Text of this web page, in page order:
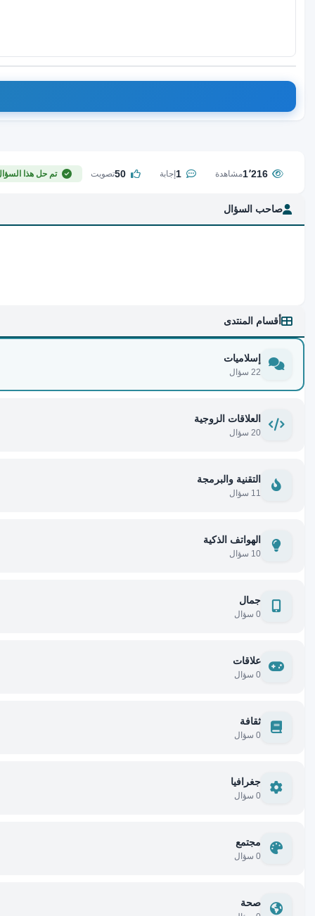
1٬216مشاهدة 1 إجابة 50تصويت تم حل هذا
صاحب السؤال
أقسام المنتدى
إسلاميات
22 سؤال
العلاقات الزوجية
20 سؤال
التقنية والبرمجة
11 سؤال
الهواتف الذكية
10 سؤال
جمال
0 سؤال
علاقات
0 سؤال
ثقافة
0 سؤال
جغرافيا
0 سؤال
مجتمع
0 سؤال
صحة